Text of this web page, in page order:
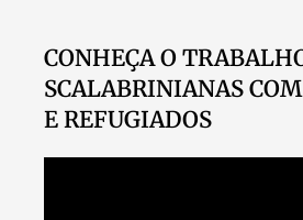
CONHEÇA O
SCALABRINIANAS
E REFUGIADOS